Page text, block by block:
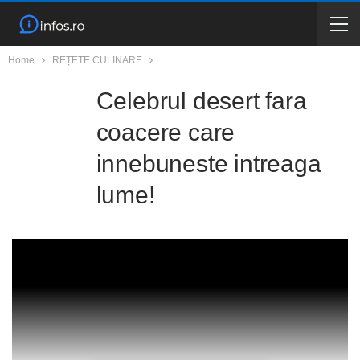
Home REȚETE CULINARE
Celebrul desert fara
coacere care
innebuneste intreaga
lume!